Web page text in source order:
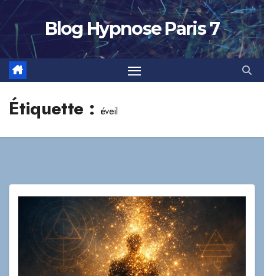
Skip
content
Blog Hypnose Paris 7
Étiquette : éveil